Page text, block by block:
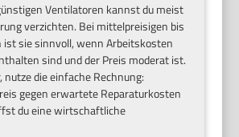
Ventilatoren kannst du meist
verzichten. Bei mittelpreisigen bis
ist sie sinnvoll, wenn Arbeitskosten
sind und der Preis moderat ist.
nutze die einfache Rechnung:
gegen erwartete Reparaturkosten
du eine wirtschaftliche